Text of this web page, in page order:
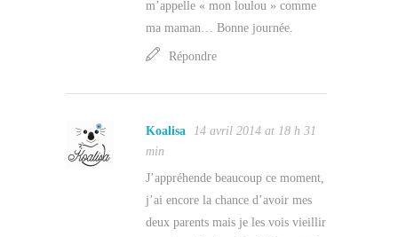
m’appelle « mon loulou » comme
ma maman… Bonne journée.
Répondre
Koalisa
14 avril 2014 at 18 h 31
min
J’appréhende beaucoup ce moment,
j’ai encore la chance d’avoir mes
deux parents mais je les vois vieillir